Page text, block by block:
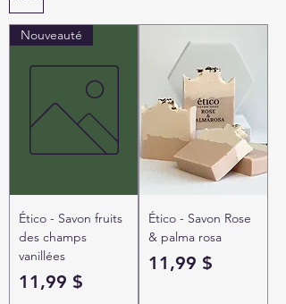
Nouveauté
Ético - Savon fruits
des champs
vanillées
Prix
11,99 $
Ético - Savon Rose
& palma rosa
Prix
11,99 $